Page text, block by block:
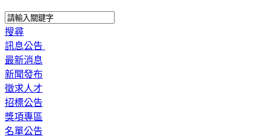
搜尋
訊息公告
最新消息
新聞發布
徵求人才
招標公告
獎項專區
名單公告